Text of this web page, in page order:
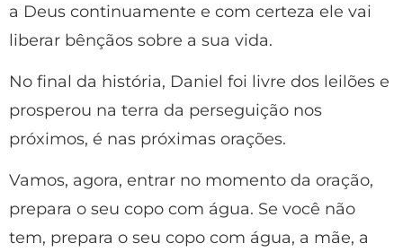
a Deus continuamente e com certeza ele vai
liberar bênçãos sobre a sua vida.
No final da história, Daniel foi livre dos leilões e
prosperou na terra da perseguição nos
próximos, é nas próximas orações.
Vamos, agora, entrar no momento da oração,
prepara o seu copo com água. Se você não
tem, prepara o seu copo com água, a mãe, a